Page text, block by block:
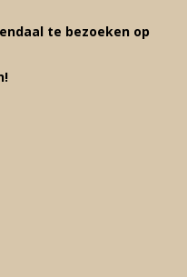
te bezoeken op